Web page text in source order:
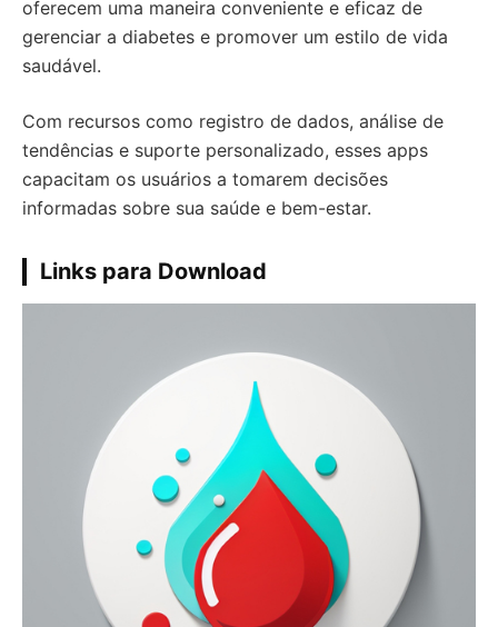
oferecem uma maneira conveniente e eficaz de
gerenciar a diabetes e promover um estilo de vida
saudável.
Com recursos como registro de dados, análise de
tendências e suporte personalizado, esses apps
capacitam os usuários a tomarem decisões
informadas sobre sua saúde e bem-estar.
Links para Download